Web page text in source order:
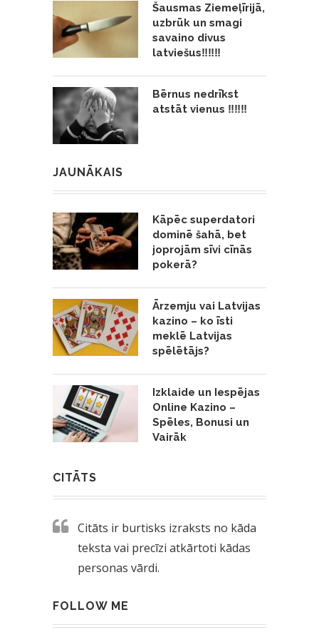
Šausmas Ziemeļīrijā,
uzbrūk un smagi
savaino divus
latviešus‼️‼️‼️
Bērnus nedrīkst
atstāt vienus ‼️‼️‼️
JAUNĀKAIS
Kāpēc superdatori
dominē šahā, bet
joprojām sīvi cīnās
pokerā?
Ārzemju vai Latvijas
kazino – ko īsti
meklē Latvijas
spēlētājs?
Izklaide un Iespējas
Online Kazino –
Spēles, Bonusi un
Vairāk
CITĀTS
Citāts ir burtisks izraksts no kāda
teksta vai precīzi atkārtoti kādas
personas vārdi.
FOLLOW ME